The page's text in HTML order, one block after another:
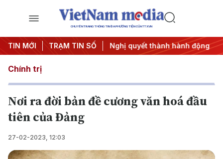
CHUYÊN TRANG THÔNG TIN ĐA PHƯƠNG TIỆN CỦA TTXVN
TIN MỚI TRẠM TIN SỐ
ương 3 #Đưa Nghị quyết thành hành động #Chiến
Chính trị
Nơi ra đời bản đề cương văn hoá đầu
tiên của Đảng
27-02-2023, 12:03